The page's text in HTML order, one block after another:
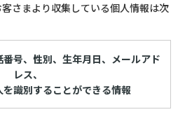
さまより収集している個人情報は次
号、性別、生年月日、メールアド
レス、
識別することができる情報